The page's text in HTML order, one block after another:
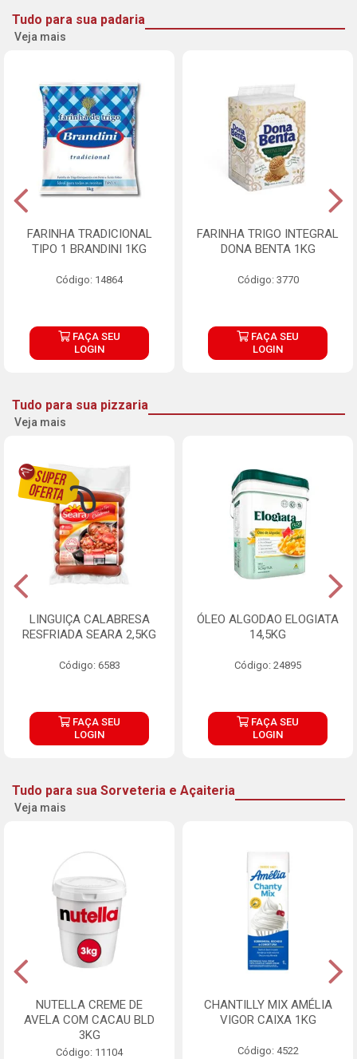
Tudo para sua padaria
Veja mais
FARINHA TRADICIONAL
TIPO 1 BRANDINI 1KG
Código: 14864
FAÇA SEU
LOGIN
FARINHA TRIGO INTEGRAL
DONA BENTA 1KG
Código: 3770
FAÇA SEU
LOGIN
Tudo para sua pizzaria
Veja mais
LINGUIÇA CALABRESA
RESFRIADA SEARA 2,5KG
Código: 6583
FAÇA SEU
LOGIN
ÓLEO ALGODAO ELOGIATA
14,5KG
Código: 24895
FAÇA SEU
LOGIN
Tudo para sua Sorveteria e Açaiteria
Veja mais
NUTELLA CREME DE
AVELA COM CACAU BLD
3KG
Código: 11104
CHANTILLY MIX AMÉLIA
VIGOR CAIXA 1KG
Código: 4522